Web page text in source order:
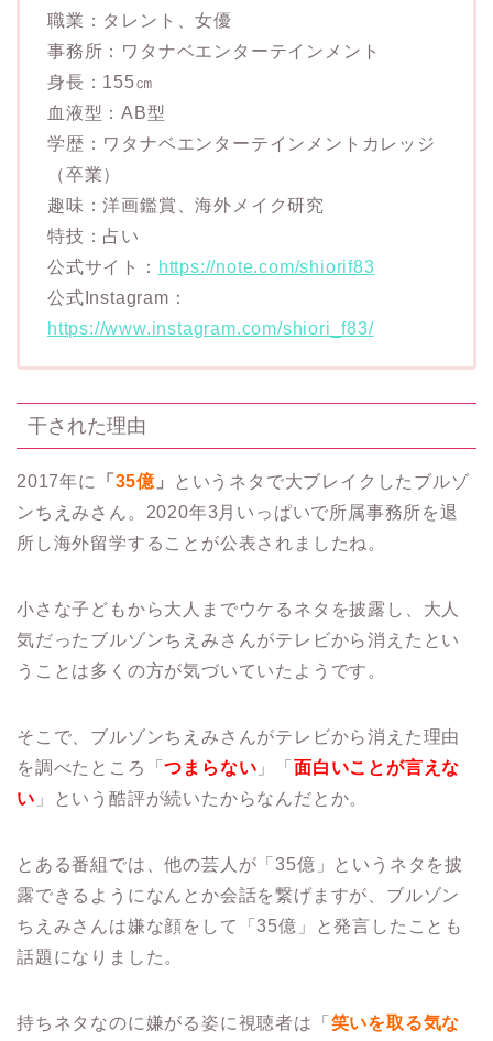
職業：タレント、女優
事務所：ワタナベエンターテインメント
身長：155㎝
血液型：AB型
学歴：ワタナベエンターテインメントカレッジ
（卒業）
趣味：洋画鑑賞、海外メイク研究
特技：占い
公式サイト： https://note.com/shiorif83
公式Instagram：
https://www.instagram.com/shiori_f83/
干された理由
2017年に 「 35億 」
というネタで大ブレイクしたブルゾ
ンちえみさん。2020年3月いっぱいで所属事務所を退
所し海外留学することが公表されましたね。
小さな子どもから大人までウケるネタを披露し、大人
気だったブルゾンちえみさんがテレビから消えたとい
うことは多くの方が気づいていたようです。
そこで、ブルゾンちえみさんがテレビから消えた理由
を調べたところ「つまらない 」「面白いことが言えな
い 」という酷評が続いたからなんだとか。
とある番組では、他の芸人が「35億」というネタを披
露できるようになんとか会話を繋げますが、ブルゾン
ちえみさんは嫌な顔をして「35億」と発言したことも
話題になりました。
持ちネタなのに嫌がる姿に視聴者は「 笑いを取る気な